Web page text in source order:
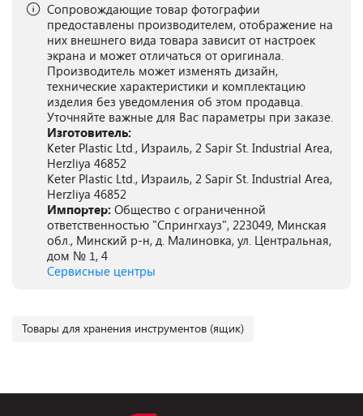
Сопровождающие товар фотографии
предоставлены производителем, отображение на
них внешнего вида товара зависит от настроек
экрана и может отличаться от оригинала.
Производитель может изменять дизайн,
технические характеристики и комплектацию
изделия без уведомления об этом продавца.
Уточняйте важные для Вас параметры при заказе.
Изготовитель:
Keter Plastic Ltd., Израиль, 2 Sapir St. Industrial Area,
Herzliya 46852
Keter Plastic Ltd., Израиль, 2 Sapir St. Industrial Area,
Herzliya 46852
Импортер: Общество с ограниченной
ответственностью "Спрингхауз", 223049, Минская
обл., Минский р-н, д. Малиновка, ул. Центральная,
дом № 1, 4
Сервисные центры
Товары для хранения инструментов (ящик)